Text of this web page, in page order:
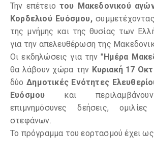
Την επέτειο του Μακεδονικού
Κορδελιού Ευόσμου,
της μνήμης και της θυσίας των
για την απελευθέρωση της
Οι εκδηλώσεις για την "Ημέρα
θα λάβουν χώρα την Κυριακή 17
δύοΔημοτικές Ενότητες
Ευόσμου και περιλαμβάνουν
επιμνημόσυνες δεήσεις,
στεφάνων.
Το πρόγραμμα του εορτασμού έχει ως